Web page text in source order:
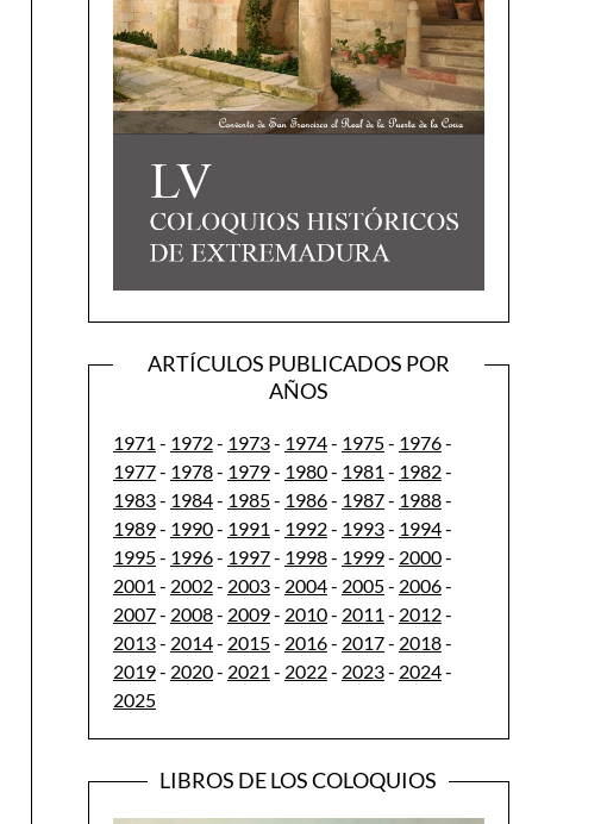
ARTÍCULOS PUBLICADOS POR
AÑOS
1971 - 1972- 1973- 1974- 1975- 1976-
1977- 1978- 1979- 1980- 1981 - 1982-
1983- 1984- 1985- 1986- 1987- 1988-
1989- 1990- 1991 - 1992- 1993- 1994-
1995- 1996- 1997- 1998- 1999- 2000-
2001 - 2002- 2003- 2004- 2005- 2006-
2007- 2008- 2009- 2010- 2011 - 2012-
2013- 2014- 2015- 2016- 2017- 2018-
2019- 2020- 2021 - 2022- 2023- 2024-
2025
LIBROS DE LOS COLOQUIOS